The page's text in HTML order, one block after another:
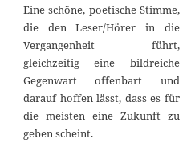
Eine schöne, poetische Stimme,
die den Leser/Hörer in die
Vergangenheit führt,
gleichzeitig eine bildreiche
Gegenwart offenbart und
darauf hoffen lässt, dass es für
die meisten eine Zukunft zu
geben scheint.